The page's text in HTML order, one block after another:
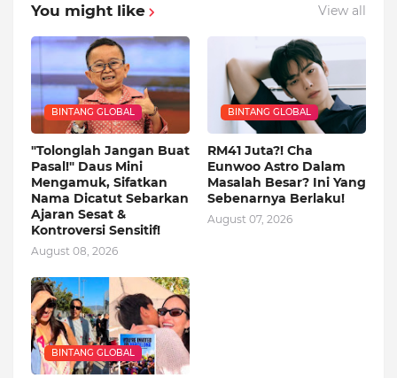
You might like View all
BINTANG GLOBAL
"Tolonglah Jangan Buat
Pasal!" Daus Mini
Mengamuk, Sifatkan
Nama Dicatut Sebarkan
Ajaran Sesat &
Kontroversi Sensitif!
August 08, 2026
BINTANG GLOBAL
RM41 Juta?! Cha
Eunwoo Astro Dalam
Masalah Besar? Ini Yang
Sebenarnya Berlaku!
August 07, 2026
BINTANG GLOBAL